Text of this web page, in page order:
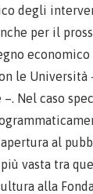
degli
per il
le
Nel caso
al
vasta tra
alla